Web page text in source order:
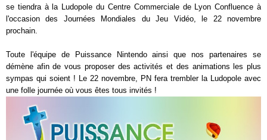
se tiendra à la Ludopole du Centre Commerciale de Lyon Confluence à
l'occasion des Journées Mondiales du Jeu Vidéo, le 22 novembre
prochain.
Toute l'équipe de Puissance Nintendo ainsi que nos partenaires se
démène afin de vous proposer des activités et des animations les plus
sympas qui soient ! Le 22 novembre, PN fera trembler la Ludopole avec
une folle journée où vous êtes tous invités !